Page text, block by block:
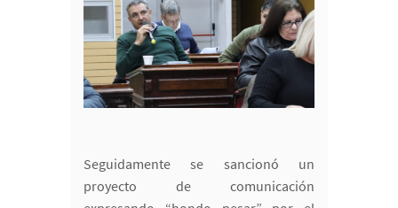
Seguidamente se sancionó un
proyecto de comunicación